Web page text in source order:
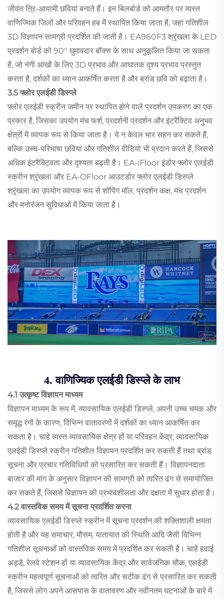
जीवंत त्रि-आयामी छवियां बनाते हैं। इन बिलबोर्ड को आमतौर पर व्यस्त
वाणिज्यिक जिलों और परिवहन हब में स्थापित किया जाता है, जहां गतिशील
3D विज्ञापन सामग्री प्रदर्शित की जाती है। EA960F3 श्रृंखला के LED
प्रदर्शन बोर्ड को 90° घुमावदार बॉक्स के साथ अनुकूलित किया जा सकता
है, जो नंगी आंखों के लिए 3D प्रभाव और आघातक दृश्य प्रभाव प्रस्तुत
करता है, दर्शकों का ध्यान आकर्षित करता है और ब्रांड छवि को बढ़ाता है।
3.5 फ्लोर एलईडी डिस्प्ले
फ्लोर एलईडी स्क्रीन जमीन पर स्थापित होने वाले प्रदर्शन उपकरण का एक
प्रकार है, जिसका उपयोग मंच फर्श, प्रदर्शनी प्रदर्शन और इंटरैक्टिव अनुभव
क्षेत्रों में व्यापक रूप से किया जाता है। ये न केवल भार सहन कर सकते हैं,
बल्कि उच्च-परिभाषा छवियां और गतिशील वीडियो भी प्रदान करते हैं, जिससे
अधिक इंटरैक्टिवता और दृश्यता बढ़ती है। EA-iFloor इंडोर फ्लोर एलईडी
स्क्रीन श्रृंखला और EA-OFloor आउटडोर फ्लोर एलईडी डिस्प्ले
श्रृंखला का उपयोग व्यापक रूप से शॉपिंग मॉल, प्रदर्शन कक्ष, मंच प्रदर्शन
और मनोरंजन सुविधाओं में किया जाता है।
4. वाणिज्यिक एलईडी डिस्प्ले के लाभ
4.1 उत्कृष्ट विज्ञापन माध्यम
विज्ञापन माध्यम के रूप में, व्यावसायिक एलईडी डिस्प्ले, अपनी उच्च चमक और
समृद्ध रंगों के कारण, विभिन्न वातावरणों में दर्शकों का ध्यान आकर्षित कर
सकता है। चाहे व्यस्त व्यावसायिक क्षेत्र हों या परिवहन केंद्र, व्यावसायिक
एलईडी डिस्प्ले स्क्रीन गतिशील विज्ञापन प्रदर्शित कर सकती हैं तथा ब्रांड
सूचना और प्रचार गतिविधियों को प्रसारित कर सकती हैं। विज्ञापनदाता
बाजार की मांग के अनुसार विज्ञापन की सामग्री को त्वरित ढंग से समायोजित
कर सकते हैं, जिससे विज्ञापन की प्रभावशीलता और दक्षता में सुधार होता है।
4.2 वास्तविक समय में सूचना प्रदर्शित करना
व्यावसायिक एलईडी डिस्प्ले स्क्रीन में सूचना प्रदर्शन की शक्तिशाली क्षमता
होती है और यह समाचार, मौसम, यातायात की स्थिति आदि जैसी विभिन्न
गतिशील सूचनाओं को वास्तविक समय में प्रदर्शित कर सकती है। चाहे हवाई
अड्डे, रेलवे स्टेशन हों या व्यावसायिक केंद्र और सार्वजनिक चौक, एलईडी
स्क्रीन महत्वपूर्ण सूचनाओं को त्वरित और सटीक ढंग से प्रसारित कर सकती
है, जिससे लोग अपने आसपास के वातावरण और नवीनतम घटनाओं के बारे में